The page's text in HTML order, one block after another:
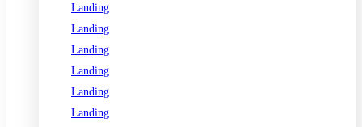
Landing
Landing
Landing
Landing
Landing
Landing